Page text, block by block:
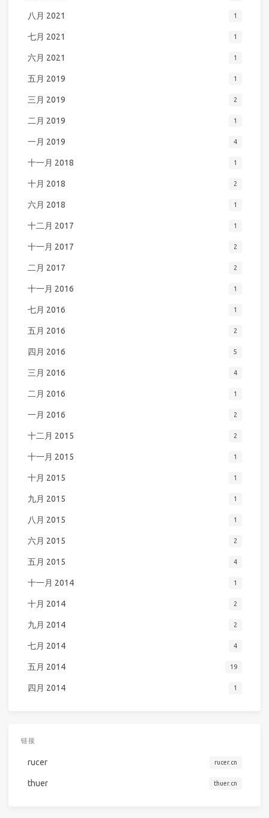
八月 2021 1
七月 2021 1
六月 2021 1
五月 2019 1
三月 2019 2
二月 2019 1
一月 2019 4
十一月 2018 1
十月 2018 2
六月 2018 1
十二月 2017 1
十一月 2017 2
二月 2017 2
十一月 2016 1
七月 2016 1
五月 2016 2
四月 2016 5
三月 2016 4
二月 2016 1
一月 2016 2
十二月 2015 2
十一月 2015 1
十月 2015 1
九月 2015 1
八月 2015 1
六月 2015 2
五月 2015 4
十一月 2014 1
十月 2014 2
九月 2014 2
七月 2014 4
五月 2014 19
四月 2014 1
链接
rucer rucer.cn
thuer thuer.cn